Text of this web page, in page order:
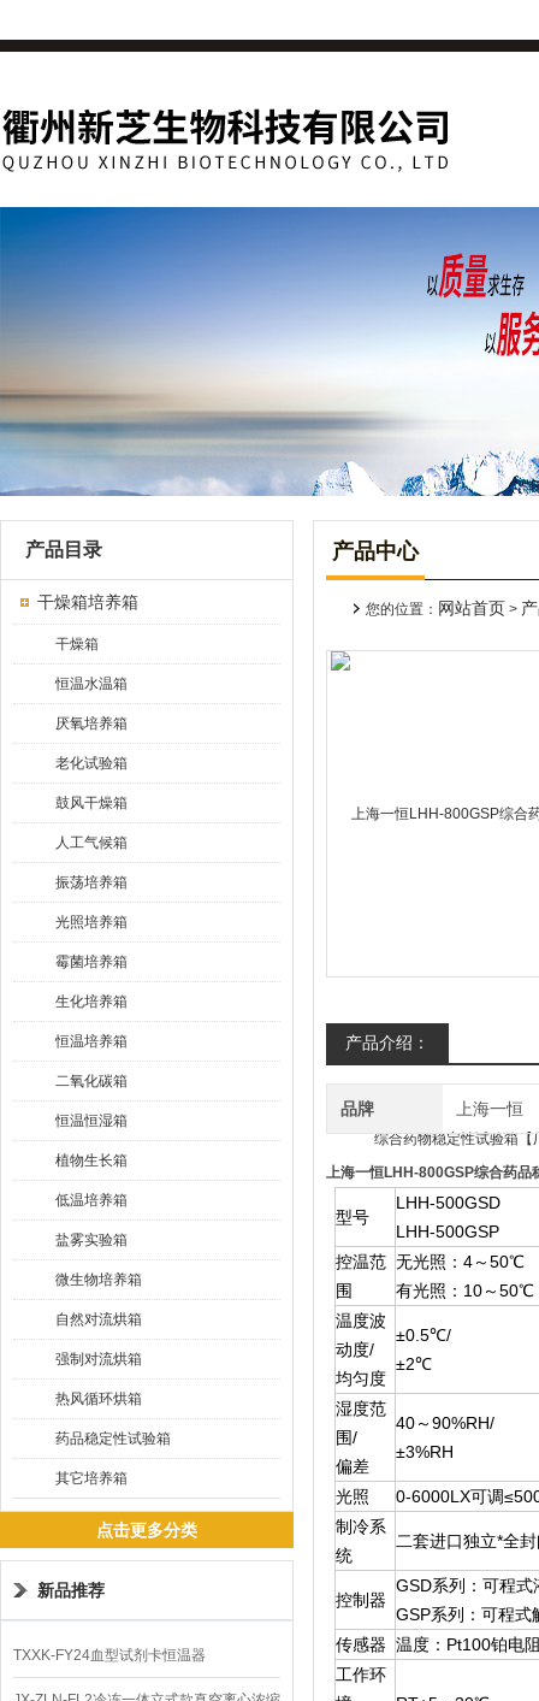
产品目录
干燥箱培养箱
干燥箱
恒温水温箱
厌氧培养箱
老化试验箱
鼓风干燥箱
人工气候箱
振荡培养箱
光照培养箱
霉菌培养箱
生化培养箱
恒温培养箱
二氧化碳箱
恒温恒湿箱
植物生长箱
低温培养箱
盐雾实验箱
微生物培养箱
自然对流烘箱
强制对流烘箱
热风循环烘箱
药品稳定性试验箱
其它培养箱
点击更多分类
新品推荐
TXXK-FY24血型试剂卡恒温器
产品中心
您的位置： 网站首页 >
产品介绍：
品牌 上海一恒
上海一恒LHH-800GSP综合药品
型号
LHH-500GSD
LHH-500GSP
控温范
围
无光照：4～50℃
有光照：10～50℃
温度波
动度/
均匀度
±0.5℃/
±2℃
湿度范
围/
偏差
40～90%RH/
±3%RH
光照
0-6000LX可调
制冷系
统
二套进口独立*全
控制器
GSD系列：可程式
GSP系列：可程式
传感器 温度：Pt100铂电
工作环